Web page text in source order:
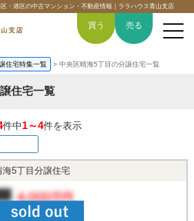
・港区の中古マンション・不動産情報｜ララハウス青山支店
買う 売る
住宅特集一覧 > 中央区晴海5丁目の分譲住宅一覧
住宅一覧
件中1～4件を表示
5丁目分譲住宅